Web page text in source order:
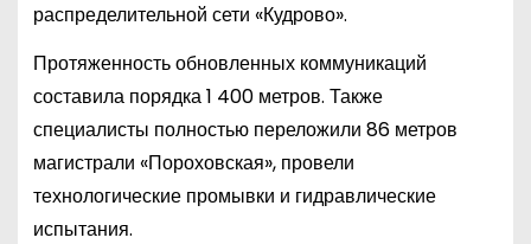
распределительной сети «Кудрово».
Протяженность обновленных коммуникаций
составила порядка 1 400 метров. Также
специалисты полностью переложили 86 метров
магистрали «Пороховская», провели
технологические промывки и гидравлические
испытания.